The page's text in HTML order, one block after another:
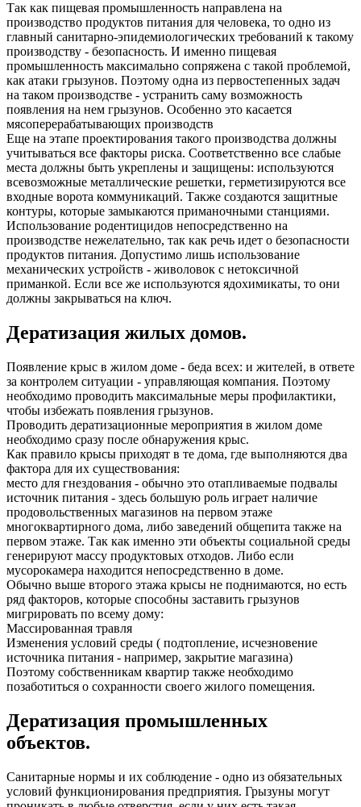
Так как пищевая промышленность направлена на
производство продуктов питания для человека, то одно из
главный санитарно-эпидемиологических требований к такому
производству - безопасность. И именно пищевая
промышленность максимально сопряжена с такой проблемой,
как атаки грызунов. Поэтому одна из первостепенных задач
на таком производстве - устранить саму возможность
появления на нем грызунов. Особенно это касается
мясоперерабатывающих производств
Еще на этапе проектирования такого производства должны
учитываться все факторы риска. Соответственно все слабые
места должны быть укреплены и защищены: используются
всевозможные металлические решетки, герметизируются все
входные ворота коммуникаций. Также создаются защитные
контуры, которые замыкаются приманочными станциями.
Использование родентицидов непосредственно на
производстве нежелательно, так как речь идет о безопасности
продуктов питания. Допустимо лишь использование
механических устройств - живоловок с нетоксичной
приманкой. Если все же используются ядохимикаты, то они
должны закрываться на ключ.
Дератизация жилых домов.
Появление крыс в жилом доме - беда всех: и жителей, в ответе
за контролем ситуации - управляющая компания. Поэтому
необходимо проводить максимальные меры профилактики,
чтобы избежать появления грызунов.
Проводить дератизационные мероприятия в жилом доме
необходимо сразу после обнаружения крыс.
Как правило крысы приходят в те дома, где выполняются два
фактора для их существования:
место для гнездования - обычно это отапливаемые подвалы
источник питания - здесь большую роль играет наличие
продовольственных магазинов на первом этаже
многоквартирного дома, либо заведений общепита также на
первом этаже. Так как именно эти объекты социальной среды
генерируют массу продуктовых отходов. Либо если
мусорокамера находится непосредственно в доме.
Обычно выше второго этажа крысы не поднимаются, но есть
ряд факторов, которые способны заставить грызунов
мигрировать по всему дому:
Массированная травля
Изменения условий среды ( подтопление, исчезновение
источника питания - например, закрытие магазина)
Поэтому собственникам квартир также необходимо
позаботиться о сохранности своего жилого помещения.
Дератизация промышленных
объектов.
Санитарные нормы и их соблюдение - одно из обязательных
условий функционирования предприятия. Грызуны могут